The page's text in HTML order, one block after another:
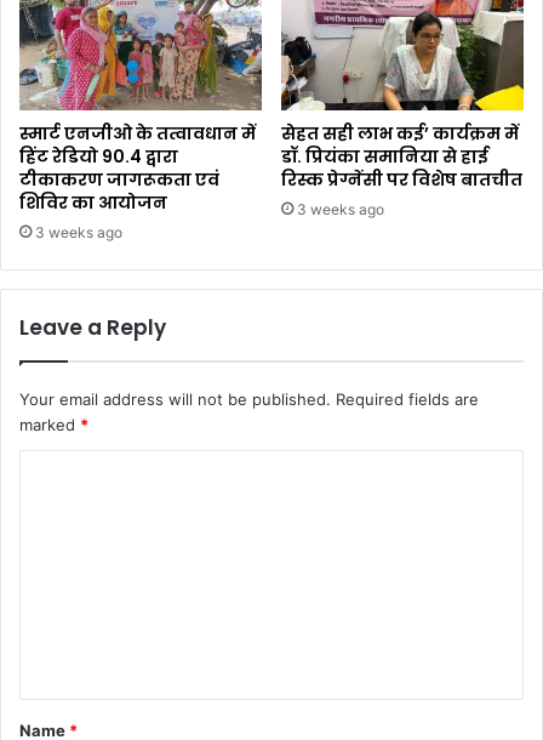
स्मार्ट एनजीओ के तत्वावधान में
हिंट रेडियो 90.4 द्वारा
टीकाकरण जागरूकता एवं
शिविर का आयोजन
3 weeks ago
सेहत सही लाभ कई’ कार्यक्रम में
डॉ. प्रियंका समानिया से हाई
रिस्क प्रेग्नेंसी पर विशेष बातचीत
3 weeks ago
Leave a Reply
Your email address will not be published. Required fields are
marked *
*
Name *